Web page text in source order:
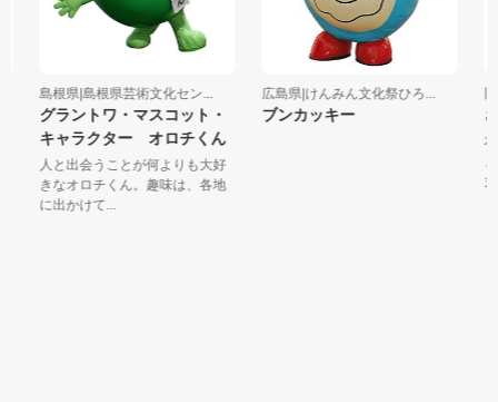
島根県|島根県芸術文化セン...
グラントワ・マスコット・
キャラクター オロチくん
人と出会うことが何よりも大好
きなオロチくん。趣味は、各地
に出かけて...
広島県|けんみん文化祭ひろ...
ブンカッキー
岡
さ
本
ま
丸